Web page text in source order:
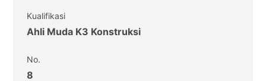
Kualifikasi
Ahli Muda K3 Konstruksi
No.
8